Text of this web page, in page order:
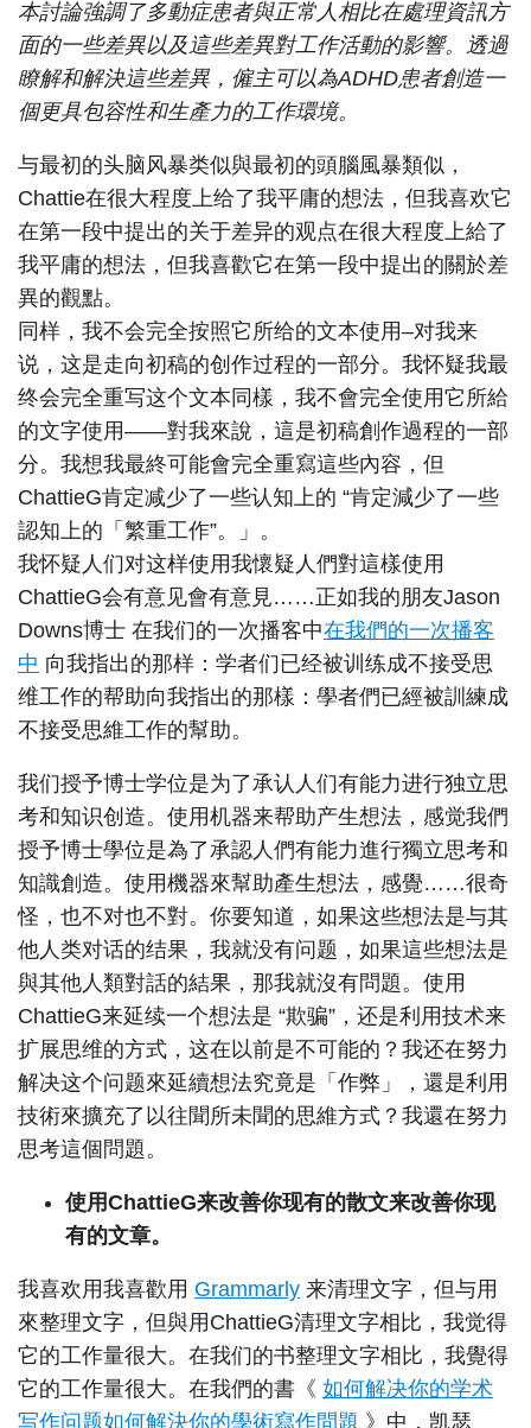
本討論強調了多動症患者與正常人相比在處理資訊方
面的一些差異以及這些差異對工作活動的影響。透過
瞭解和解決這些差異，僱主可以為ADHD患者創造一
個更具包容性和生產力的工作環境。
与最初的头脑风暴类似與最初的頭腦風暴類似，
Chattie在很大程度上给了我平庸的想法，但我喜欢它
在第一段中提出的关于差异的观点在很大程度上給了
我平庸的想法，但我喜歡它在第一段中提出的關於差
異的觀點。
同样，我不会完全按照它所给的文本使用–对我来
说，这是走向初稿的创作过程的一部分。我怀疑我最
终会完全重写这个文本同樣，我不會完全使用它所給
的文字使用——對我來說，這是初稿創作過程的一部
分。我想我最終可能會完全重寫這些內容，但
ChattieG肯定减少了一些认知上的 “肯定減少了一些
認知上的「繁重工作”。」。
我怀疑人们对这样使用我懷疑人們對這樣使用
ChattieG会有意见會有意見……正如我的朋友Jason
Downs博士 在我们的一次播客中在我們的一次播客
中 向我指出的那样：学者们已经被训练成不接受思
维工作的帮助向我指出的那樣：學者們已經被訓練成
不接受思維工作的幫助。
我们授予博士学位是为了承认人们有能力进行独立思
考和知识创造。使用机器来帮助产生想法，感觉我們
授予博士學位是為了承認人們有能力進行獨立思考和
知識創造。使用機器來幫助產生想法，感覺……很奇
怪，也不对也不對。你要知道，如果这些想法是与其
他人类对话的结果，我就没有问题，如果這些想法是
與其他人類對話的結果，那我就沒有問題。使用
ChattieG来延续一个想法是 “欺骗”，还是利用技术来
扩展思维的方式，这在以前是不可能的？我还在努力
解决这个问题來延續想法究竟是「作弊」，還是利用
技術來擴充了以往聞所未聞的思維方式？我還在努力
思考這個問題。
使用ChattieG来改善你现有的散文来改善你现
有的文章。
我喜欢用我喜歡用 Grammarly 来清理文字，但与用
來整理文字，但與用ChattieG清理文字相比，我觉得
它的工作量很大。在我们的书整理文字相比，我覺得
它的工作量很大。在我們的書《 如何解决你的学术
写作问题如何解決你的學術寫作問題 》中，凯瑟